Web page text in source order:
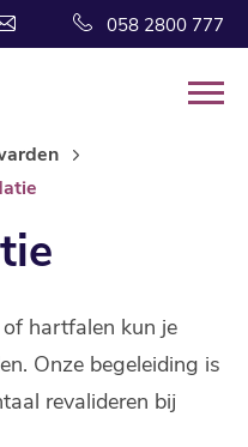
058 2800 777
hartfalen kun je
Onze begeleiding is
revalideren bij